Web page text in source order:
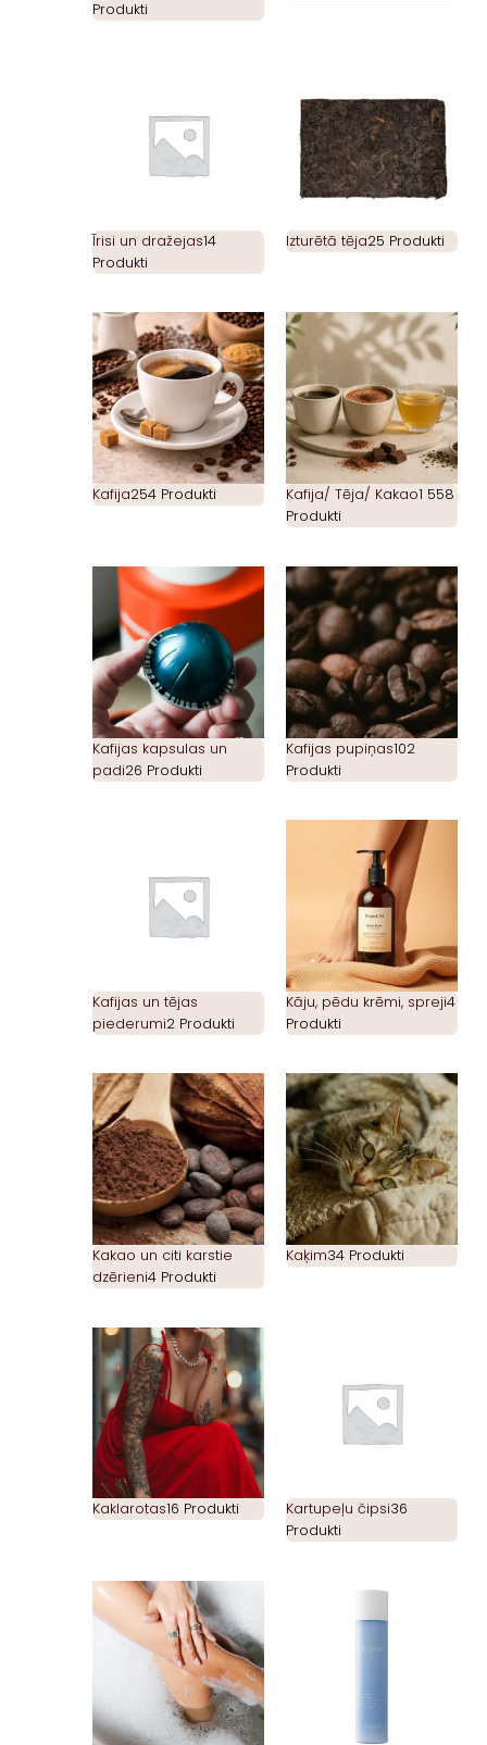
Produkti
Īrisi un dražejas14
Produkti
Izturētā tēja25 Produkti
Kafija254 Produkti Kafija/ Tēja/ Kakao1 558
Produkti
Kafijas kapsulas un
padi26 Produkti
Kafijas pupiņas102
Produkti
Kafijas un tējas
piederumi2 Produkti
Kāju, pēdu krēmi, spreji4
Produkti
Kakao un citi karstie
dzērieni4 Produkti
Kaķim34 Produkti
Kaklarotas16 Produkti Kartupeļu čipsi36
Produkti